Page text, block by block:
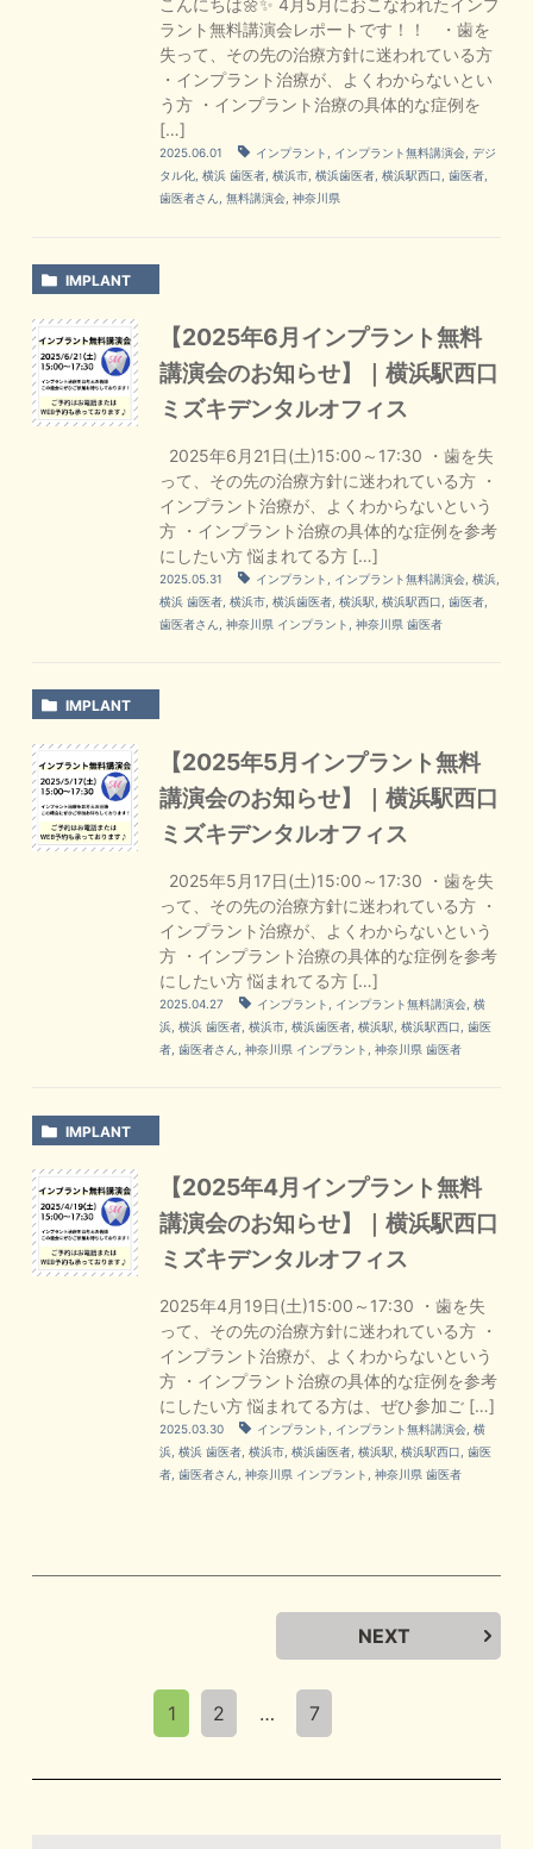
こんにちは🌼✨ 4月5月におこなわれたインプ
ラント無料講演会レポートです！！ ・歯を
失って、その先の治療方針に迷われている方
・インプラント治療が、よくわからないとい
う方 ・インプラント治療の具体的な症例を
[…]
2025.06.01 インプラント , インプラント無料講演会,デジ
タル化,横浜 歯医者,横浜市,横浜歯医者,横浜駅西口,歯医者,
歯医者さん,無料講演会,神奈川県
IMPLANT
【2025年6月インプラント無料
講演会のお知らせ】｜横浜駅西口
ミズキデンタルオフィス
2025年6月21日(土)15:00～17:30 ・歯を失
って、その先の治療方針に迷われている方 ・
インプラント治療が、よくわからないという
方 ・インプラント治療の具体的な症例を参考
にしたい方 悩まれてる方 […]
2025.05.31 インプラント インプラント無料講演会 ,横浜
横浜 歯医者 ,横浜市 ,横浜歯医者 ,横浜駅 ,横浜駅西口 ,歯医者
歯医者さん
,神奈川県 インプラント ,神奈川県 歯医者
IMPLANT
【2025年5月インプラント無料
講演会のお知らせ】｜横浜駅西口
ミズキデンタルオフィス
2025年5月17日(土)15:00～17:30 ・歯を失
って、その先の治療方針に迷われている方 ・
インプラント治療が、よくわからないという
方 ・インプラント治療の具体的な症例を参考
にしたい方 悩まれてる方 […]
2025.04.27 インプラント インプラント無料講演会 ,横
浜 ,横浜 歯医者 ,横浜市 ,横浜歯医者 ,横浜駅 ,横浜駅西口 ,歯医
者 ,歯医者さん ,神奈川県 インプラント ,神奈川県 歯医者
IMPLANT
【2025年4月インプラント無料
講演会のお知らせ】｜横浜駅西口
ミズキデンタルオフィス
2025年4月19日(土)15:00～17:30 ・歯を失
って、その先の治療方針に迷われている方 ・
インプラント治療が、よくわからないという
方 ・インプラント治療の具体的な症例を参考
にしたい方 悩まれてる方は、ぜひ参加ご […]
2025.03.30 インプラント インプラント無料講演会 ,横
浜 ,横浜 歯医者 ,横浜市 ,横浜歯医者 ,横浜駅 ,横浜駅西口 ,歯医
者 ,歯医者さん ,神奈川県 インプラント ,神奈川県 歯医者
1 2 … 7
NEXT